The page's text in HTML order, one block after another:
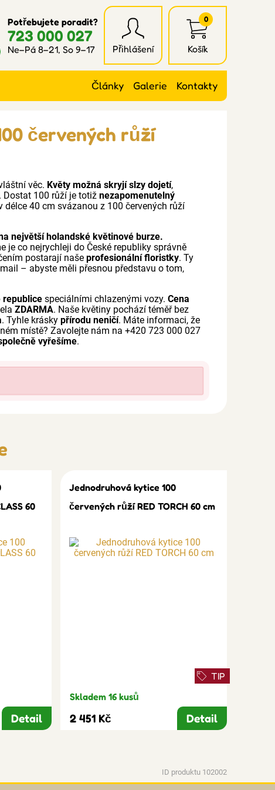
Potřebujete poradit?
723 000 027
Ne–Pá 8–21, So 9–17 Přihlášení
0
Košík
Články Galerie Kontakty
červených růží
věc. Květy možná skryjí slzy dojetí,
Dostat 100 růží je totižnezapomenutelný
délce 40 cm svázanou z 100 červených růží
největší holandské květinové burze.
je co nejrychleji do České republiky správně
postarají našeprofesionální floristky. Ty
– abyste měli přesnou představu o tom,
republice speciálními chlazenými vozy.Cena
ZDARMA. Naše květiny pochází téměř bez
. Tyhle kráskypřírodu neničí. Máte informaci, že
místě? Zavolejte nám na +420 723 000 027
vyřešíme.
60
Detail
Jednodruhová kytice 100
červených růží RED TORCH 60 cm
TIP
Skladem 16 kusů
2 451 Kč Detail
ID produktu 102002